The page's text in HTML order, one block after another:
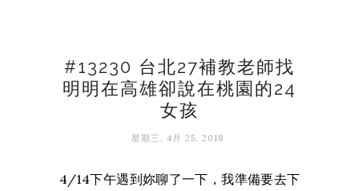
#13230 台北27補教老師找
明明在高雄卻說在桃園的24
女孩
星期三, 4月 25, 2018
4/14下午遇到妳聊了一下，我準備要去下